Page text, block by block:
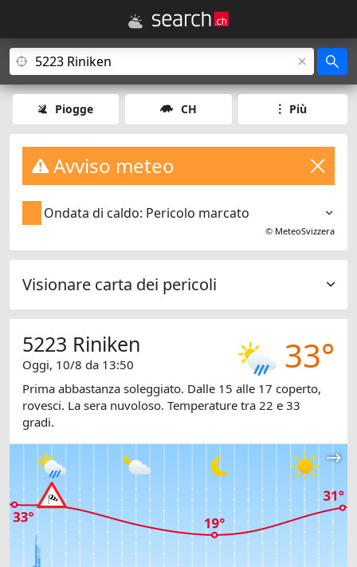
Piogge CH Più
Avviso meteo
Ondata di caldo: Pericolo marcato
© MeteoSvizzera
Visionare carta dei pericoli
33°
5223 Riniken
Oggi, 10/8 da 13:50
Prima abbastanza soleggiato. Dalle 15 alle 17 coperto,
rovesci. La sera nuvoloso. Temperature tra 22 e 33
gradi.